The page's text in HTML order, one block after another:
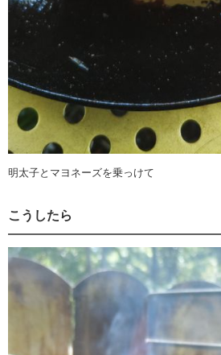
明太子とマヨネーズを乗っけて
こうしたら